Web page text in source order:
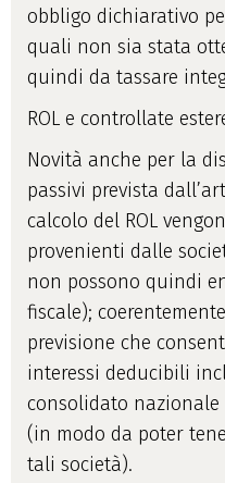
obbligo dichiarativo
quali non sia stata
quindi da tassare
ROL e controllate
Novità anche per la
passivi prevista
calcolo del ROL
provenienti dalle
non possono quindi
fiscale);
previsione che
interessi deducibili
consolidato
(in modo da poter
tali società).